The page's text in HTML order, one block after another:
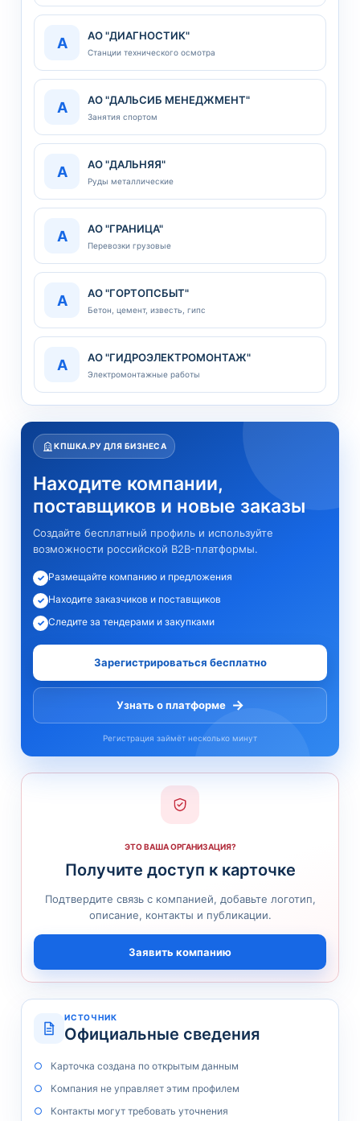
А АО "ДИАГНОСТИК"
Станции технического осмотра
А АО "ДАЛЬСИБ МЕНЕДЖМЕНТ"
Занятия спортом
А АО "ДАЛЬНЯЯ"
Руды металлические
А АО "ГРАНИЦА"
Перевозки грузовые
А АО "ГОРТОПСБЫТ"
Бетон, цемент, известь, гипс
А АО "ГИДРОЭЛЕКТРОМОНТАЖ"
Электромонтажные работы
КПШКА.РУ ДЛЯ БИЗНЕСА
Находите компании,
поставщиков и новые заказы
Создайте бесплатный профиль и используйте
возможности российской B2B-платформы.
✓ Размещайте компанию и предложения
✓ Находите заказчиков и поставщиков
✓ Следите за тендерами и закупками
Зарегистрироваться бесплатно
Узнать о платформе →
Регистрация займёт несколько минут
ЭТО ВАША ОРГАНИЗАЦИЯ?
Получите доступ к карточке
Подтвердите связь с компанией, добавьте логотип,
описание, контакты и публикации.
Заявить компанию
ИСТОЧНИК
Официальные сведения
Карточка создана по открытым данным
Компания не управляет этим профилем
Контакты могут требовать уточнения